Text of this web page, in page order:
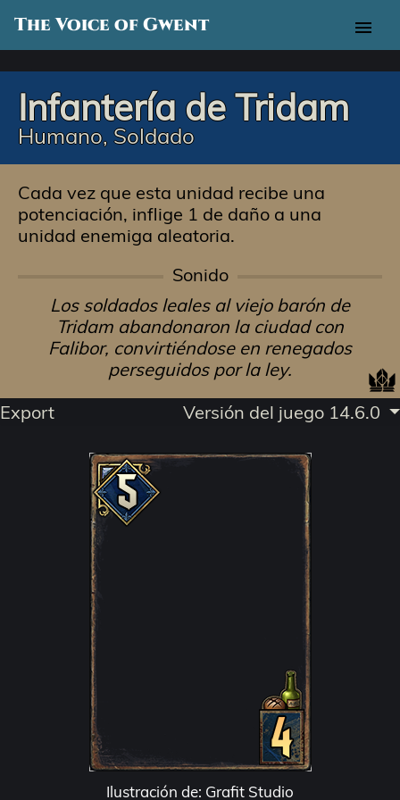
The Voice of Gwent menu
Infantería de Tridam
Humano, Soldado
Cada vez que esta unidad recibe una
potenciación, inflige 1 de daño a una
unidad enemiga aleatoria.
Sonido
Los soldados leales al viejo barón de
Tridam abandonaron la ciudad con
Falibor, convirtiéndose en renegados
perseguidos por la ley.
Export
Versión del juego 14.6.0
Ilustración de: Grafit Studio